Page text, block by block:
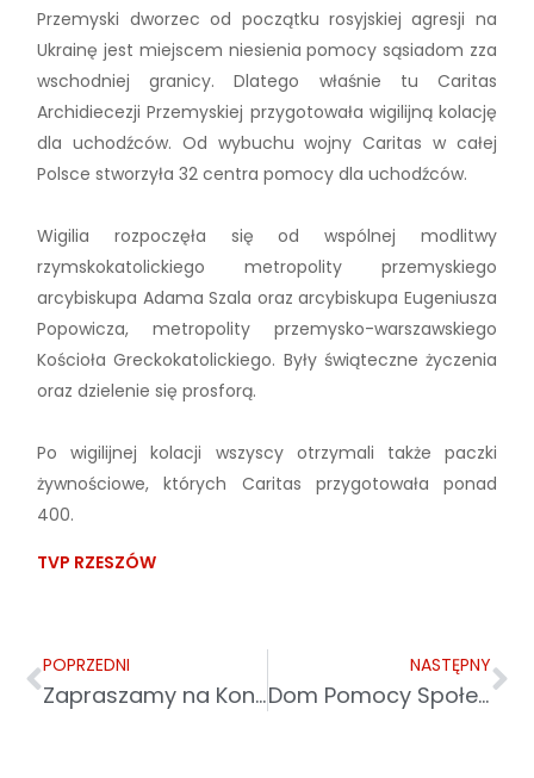
Przemyski dworzec od początku rosyjskiej agresji na
Ukrainę jest miejscem niesienia pomocy sąsiadom zza
wschodniej granicy. Dlatego właśnie tu Caritas
Archidiecezji Przemyskiej przygotowała wigilijną kolację
dla uchodźców. Od wybuchu wojny Caritas w całej
Polsce stworzyła 32 centra pomocy dla uchodźców.
Wigilia rozpoczęła się od wspólnej modlitwy
rzymskokatolickiego metropolity przemyskiego
arcybiskupa Adama Szala oraz arcybiskupa Eugeniusza
Popowicza, metropolity przemysko-warszawskiego
Kościoła Greckokatolickiego. Były świąteczne życzenia
oraz dzielenie się prosforą.
Po wigilijnej kolacji wszyscy otrzymali także paczki
żywnościowe, których Caritas przygotowała ponad
400.
TVP RZESZÓW
POPRZEDNI
Zapraszamy na Koncert Kolęd w dniu 6 stycznia 2023 r.
NASTĘPNY
Dom Pomocy Społecznej „Światło Nadziei” w Sanoku